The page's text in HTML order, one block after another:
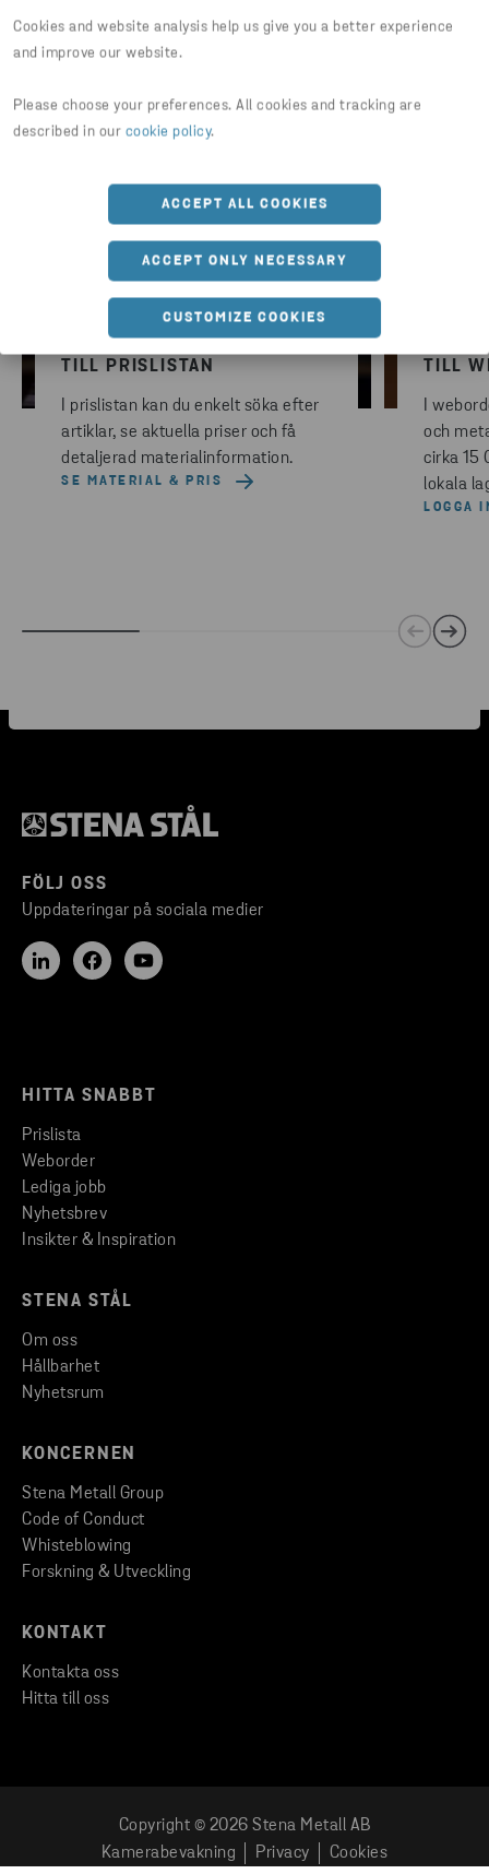
Cookies and website analysis help us give you a better experience
and improve our website.
Please choose your preferences. All cookies and tracking are
described in our cookie policy.
ACCEPT ALL COOKIES
ACCEPT ONLY NECESSARY
CUSTOMIZE COOKIES
TILL PRISLISTAN
I prislistan kan du enkelt söka efter
artiklar, se aktuella priser och få
detaljerad materialinformation.
SE MATERIAL & PRIS
TILL
I
och
cirka 15
lokala
LOGGA
FÖLJ OSS
Uppdateringar på sociala medier
HITTA SNABBT
Prislista
Weborder
Lediga jobb
Nyhetsbrev
Insikter & Inspiration
STENA STÅL
Om oss
Hållbarhet
Nyhetsrum
KONCERNEN
Stena Metall Group
Code of Conduct
Whisteblowing
Forskning & Utveckling
KONTAKT
Kontakta oss
Hitta till oss
Copyright © 2026 Stena Metall AB
Kamerabevakning
Privacy Cookies